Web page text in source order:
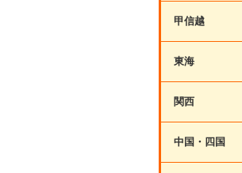
甲信越
東海
関西
中国・四国